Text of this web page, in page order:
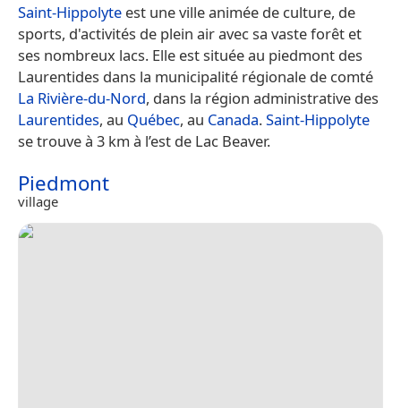
Saint-Hippolyte est une ville animée de culture, de
sports, d'activités de plein air avec sa vaste forêt et
ses nombreux lacs. Elle est située au piedmont des
Laurentides dans la municipalité régionale de comté
La Rivière-du-Nord, dans la région administrative des
Laurentides, au Québec, au Canada.Saint-Hippolyte
se trouve à 3 km à l’est de Lac Beaver.
Piedmont
village